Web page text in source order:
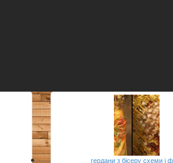
гердани з бісеру схеми і